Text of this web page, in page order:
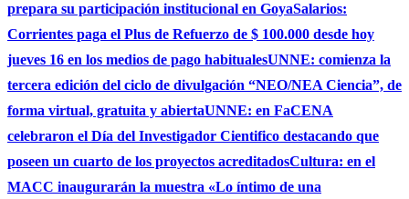
prepara su participación institucional en GoyaSalarios:
Corrientes paga el Plus de Refuerzo de $ 100.000 desde hoy
jueves 16 en los medios de pago habitualesUNNE: comienza la
tercera edición del ciclo de divulgación “NEO/NEA Ciencia”, de
forma virtual, gratuita y abiertaUNNE: en FaCENA
celebraron el Día del Investigador Cientifico destacando que
poseen un cuarto de los proyectos acreditadosCultura: en el
MACC inaugurarán la muestra «Lo íntimo de una